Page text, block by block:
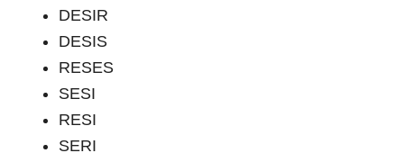
DESIR
DESIS
RESES
SESI
RESI
SERI